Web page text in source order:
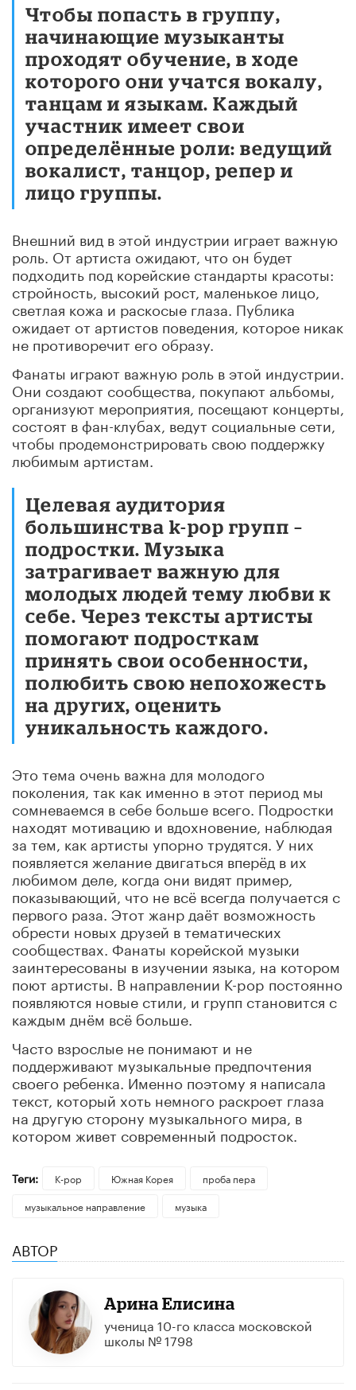
Чтобы попасть в группу,
начинающие музыканты
проходят обучение, в ходе
которого они учатся вокалу,
танцам и языкам. Каждый
участник имеет свои
определённые роли: ведущий
вокалист, танцор, репер и
лицо группы.
Внешний вид в этой индустрии играет важную
роль. От артиста ожидают, что он будет
подходить под корейские стандарты красоты:
стройность, высокий рост, маленькое лицо,
светлая кожа и раскосые глаза. Публика
ожидает от артистов поведения, которое никак
не противоречит его образу.
Фанаты играют важную роль в этой индустрии.
Они создают сообщества, покупают альбомы,
организуют мероприятия, посещают концерты,
состоят в фан-клубах, ведут социальные сети,
чтобы продемонстрировать свою поддержку
любимым артистам.
Целевая аудитория
большинства k-pop групп –
подростки. Музыка
затрагивает важную для
молодых людей тему любви к
себе. Через тексты артисты
помогают подросткам
принять свои особенности,
полюбить свою непохожесть
на других, оценить
уникальность каждого.
Это тема очень важна для молодого
поколения, так как именно в этот период мы
сомневаемся в себе больше всего. Подростки
находят мотивацию и вдохновение, наблюдая
за тем, как артисты упорно трудятся. У них
появляется желание двигаться вперёд в их
любимом деле, когда они видят пример,
показывающий, что не всё всегда получается с
первого раза. Этот жанр даёт возможность
обрести новых друзей в тематических
сообществах. Фанаты корейской музыки
заинтересованы в изучении языка, на котором
поют артисты. В направлении K-pop постоянно
появляются новые стили, и групп становится с
каждым днём всё больше.
Часто взрослые не понимают и не
поддерживают музыкальные предпочтения
своего ребенка. Именно поэтому я написала
текст, который хоть немного раскроет глаза
на другую сторону музыкального мира, в
котором живет современный подросток.
Теги: K-pop Южная Корея
проба пера
музыкальное направление
музыка
АВТОР
Арина Елисина
ученица 10-го класса московской
школы № 1798